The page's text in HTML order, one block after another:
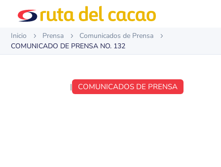
Inicio 5 Prensa 5 Comunicados de Prensa 5
COMUNICADO DE PRENSA NO. 132
| COMUNICADOS DE PRENSA